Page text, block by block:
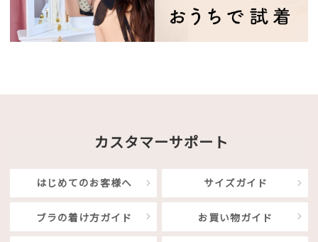
カスタマーサポート
はじめてのお客様へ サイズガイド
ブラの着け方ガイド お買い物ガイド